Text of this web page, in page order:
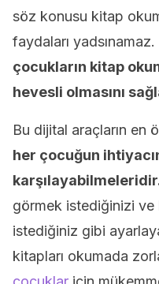
söz konusu kitap
faydaları
çocukların kitap
hevesli olmasını
Bu dijital araçların en
her çocuğun
görmek istediğinizi ve
istediğiniz gibi
kitapları okumada